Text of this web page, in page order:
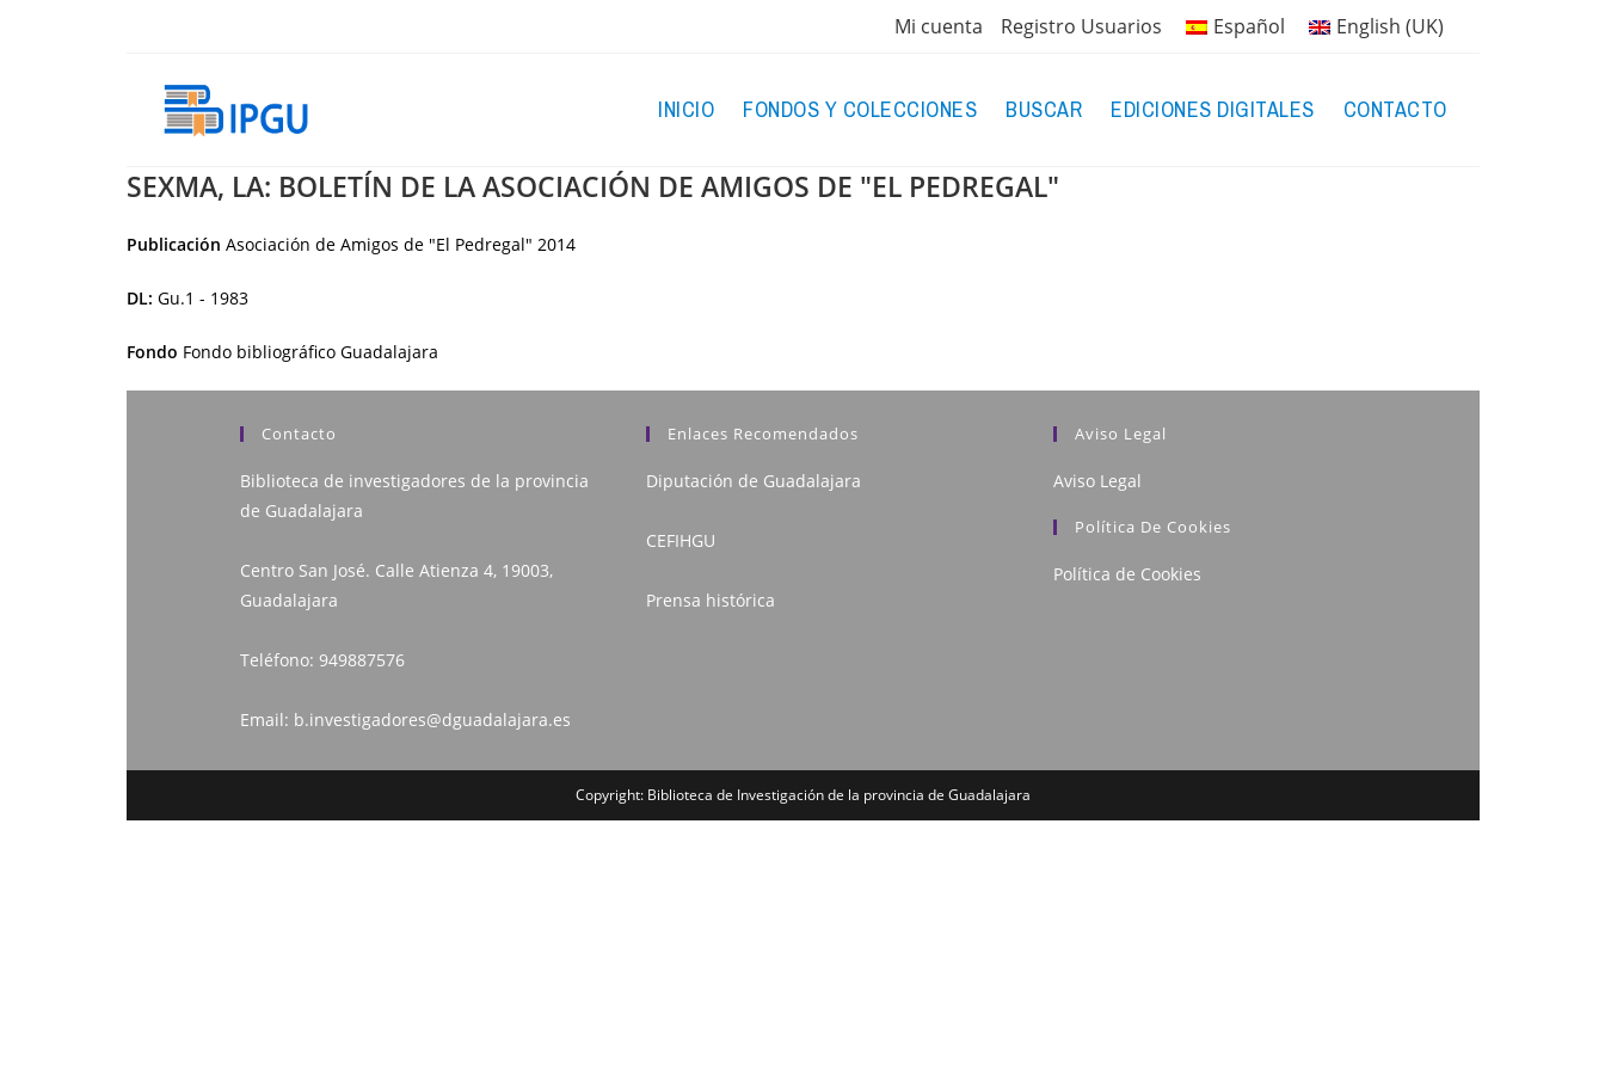
Mi cuenta Registro Usuarios Español English (UK)
INICIO FONDOS Y COLECCIONES BUSCAR EDICIONES DIGITALES CONTACTO
SEXMA, LA: BOLETÍN DE LA ASOCIACIÓN DE AMIGOS DE "EL PEDREGAL"
Publicación Asociación de Amigos de "El Pedregal" 2014
DL: Gu.1 - 1983
Fondo Fondo bibliográfico Guadalajara
Contacto
Biblioteca de investigadores de la provincia
de Guadalajara
Centro San José. Calle Atienza 4, 19003,
Guadalajara
Teléfono: 949887576
Email: b.investigadores@dguadalajara.es
Enlaces Recomendados
Diputación de Guadalajara
CEFIHGU
Prensa histórica
Aviso Legal
Aviso Legal
Política De Cookies
Política de Cookies
Copyright: Biblioteca de Investigación de la provincia de Guadalajara